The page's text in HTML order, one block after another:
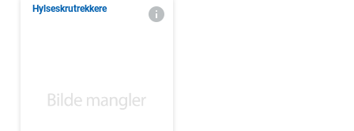
Hylseskrutrekkere